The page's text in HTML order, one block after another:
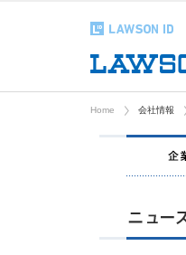
Home 会社情報